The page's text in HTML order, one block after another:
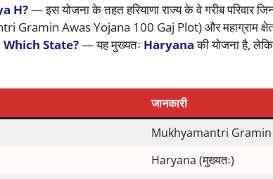
H?— इस योजना के तहत हरियाणा राज्य के वे गरीब परिवार
Gramin Awas Yojana 100 Gaj Plot) और महाग्राम
State?— यह मुख्यतः Haryanaकी योजना है,
जानकारी
Mukhyamantri Gramin
Haryana (मुख्यतः)